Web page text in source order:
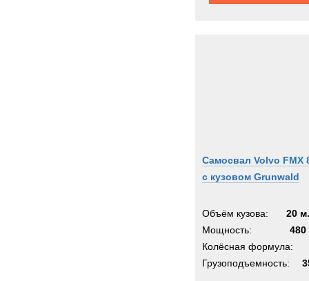
Самосвал Volvo FMX
с кузовом Grunwald
Объём кузова:
20
Мощность:
480
Колёсная формула:
Грузоподъемность: